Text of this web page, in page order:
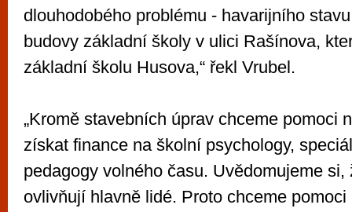
dlouhodobého problému - havarijního
budovy základní školy v ulici Rašínova,
základní školu Husova,“ řekl Vrubel.
„Kromě stavebních úprav chceme pomoci
získat finance na školní psychology,
pedagogy volného času. Uvědomujeme
ovlivňují hlavně lidé. Proto chceme